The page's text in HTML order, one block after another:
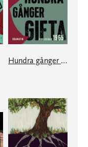
Hundra gånger gifta